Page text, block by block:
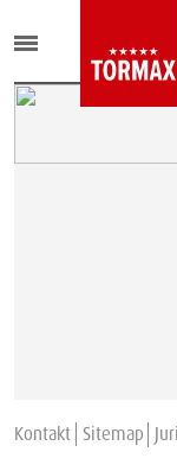
Kontakt Sitemap